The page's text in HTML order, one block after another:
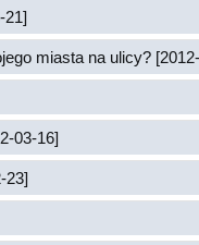
21]
miasta na ulicy?
03-16]
23]